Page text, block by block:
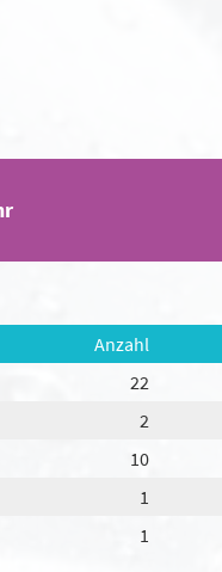
Anzahl
22
2
10
1
1
sowie zur
'Alle akzeptieren'